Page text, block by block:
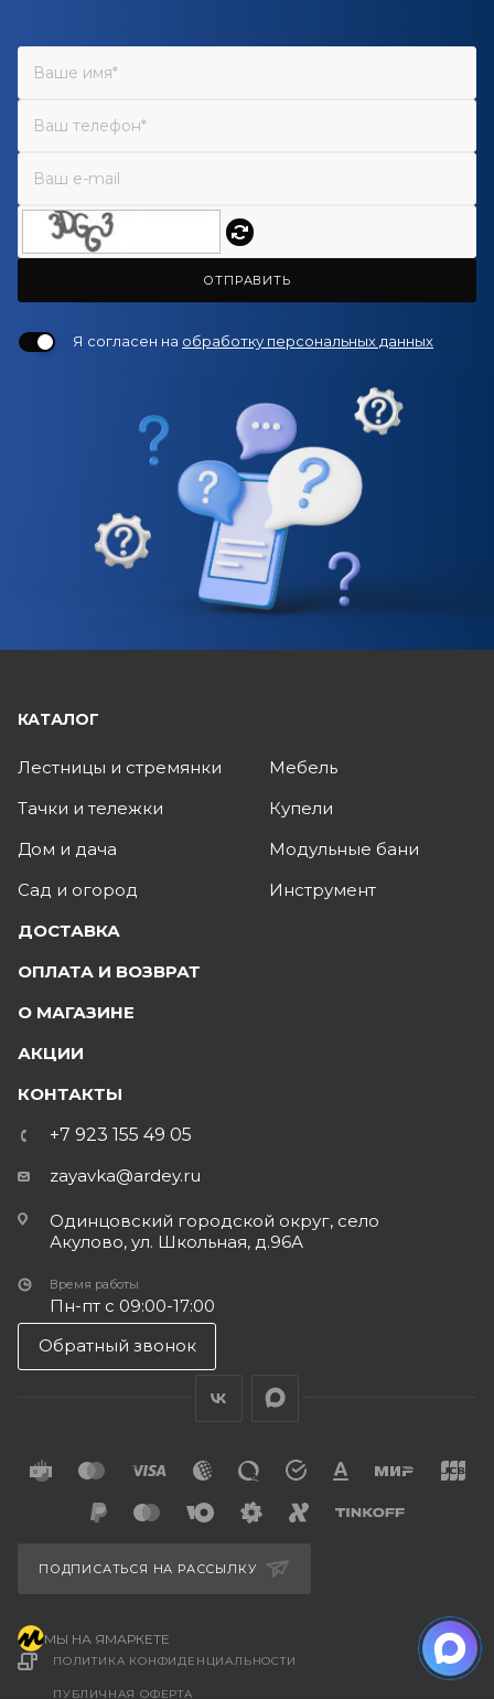
ОТПРАВИТЬ
Я согласен на обработку персональных данных
КАТАЛОГ
Лестницы и стремянки
Тачки и тележки
Дом и дача
Сад и огород
Мебель
Купели
Модульные бани
Инструмент
ДОСТАВКА
ОПЛАТА И ВОЗВРАТ
О МАГАЗИНЕ
АКЦИИ
КОНТАКТЫ
+7 923 155 49 05
zayavka@ardey.ru
Одинцовский городской округ, село
Акулово, ул. Школьная, д.96А
Время работы
Пн-пт с 09:00-17:00
Обратный звонок
ПОЛИТИКА КОНФИДЕНЦИАЛЬНОСТИ
ПУБЛИЧНАЯ ОФЕРТА
ПОДПИСАТЬСЯ НА РАССЫЛКУ
МЫ НА ЯМАРКЕТЕ